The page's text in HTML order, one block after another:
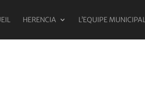
HERENCIA L’EQUIPE